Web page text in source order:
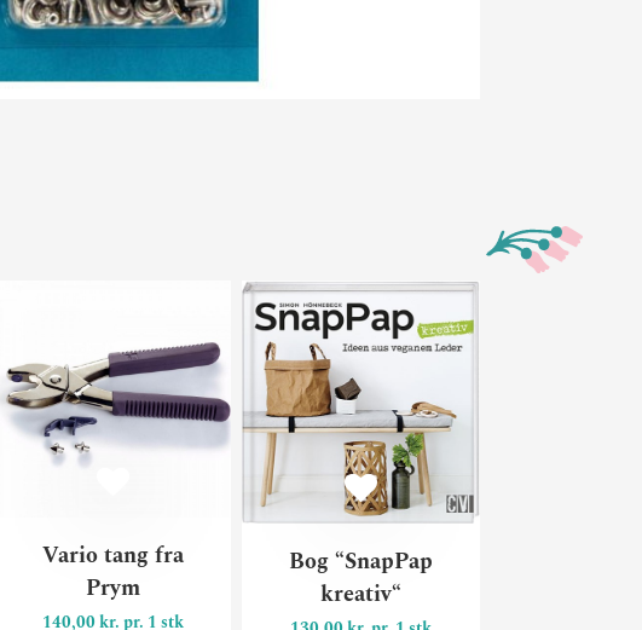
Vario tang fra
Prym
140,00 kr. pr. 1 stk
Vario tang fra Prym
Bog “SnapPap
kreativ“